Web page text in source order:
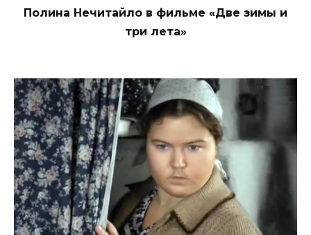
Полина Нечитайло в фильме «Две зимы и
три лета»